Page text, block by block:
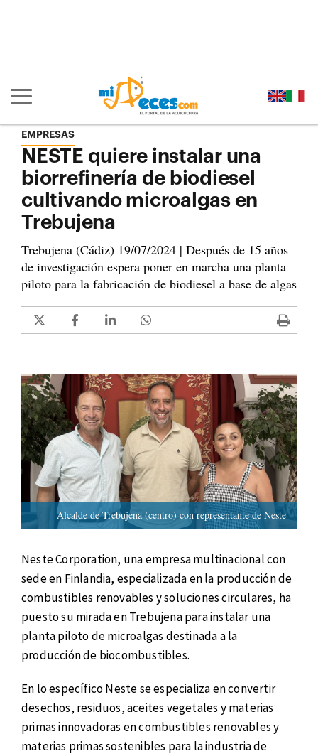
Mostrar/ocultar navegación principal
EMPRESAS
NESTE quiere instalar una
biorrefinería de biodiesel
cultivando microalgas en
Trebujena
Trebujena (Cádiz) 19/07/2024 | Después de 15 años
de investigación espera poner en marcha una planta
piloto para la fabricación de biodiesel a base de algas
Alcalde de Trebujena (centro) con representante de Neste
Neste Corporation, una empresa multinacional con
sede en Finlandia, especializada en la producción de
combustibles renovables y soluciones circulares, ha
puesto su mirada en Trebujena para instalar una
planta piloto de microalgas destinada a la
producción de biocombustibles.
En lo específico Neste se especializa en convertir
desechos, residuos, aceites vegetales y materias
primas innovadoras en combustibles renovables y
materias primas sostenibles para la industria de